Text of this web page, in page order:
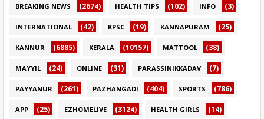
BREAKING NEWS (2674) HEALTH TIPS (102) INFO (3)
INTERNATIONAL (42) KPSC (19) KANNAPURAM (25)
KANNUR (6885) KERALA (10157) MATTOOL (38)
MAYYIL (24) ONLINE (31) PARASSINIKKADAV (7)
PAYYANUR (261) PAZHANGADI (404) SPORTS (786)
APP (25) EZHOMELIVE (3124) HEALTH GIRLS (14)